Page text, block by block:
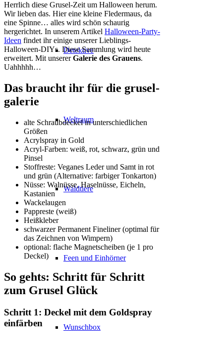
Detektive
Weltraum
Waldtiere
Feen und Einhörner
Wunschbox
Herrlich diese Grusel-Zeit um Halloween herum.
Wir lieben das. Hier eine kleine Fledermaus, da
eine Spinne… alles wird schön schaurig
hergerichtet. In unserem Artikel Halloween-Party-
Ideen findet ihr einige unserer Lieblings-
Halloween-DIYs. Diese Sammlung wird heute
erweitert. Mit unsererGalerie des Grauens.
Uahhhhh…
Das braucht ihr für die grusel-
galerie
alte Schraubdeckel in unterschiedlichen
Größen
Acrylspray in Gold
Acryl-Farben: weiß, rot, schwarz, grün und
Pinsel
Stoffreste: Veganes Leder und Samt in rot
und grün (Alternative: farbiger Tonkarton)
Nüsse: Walnüsse, Haselnüsse, Eicheln,
Kastanien
Wackelaugen
Pappreste (weiß)
Heißkleber
schwarzer Permanent Fineliner (optimal für
das Zeichnen von Wimpern)
optional: flache Magnetscheiben (je 1 pro
Deckel)
So gehts: Schritt für Schritt
zum Grusel Glück
Schritt 1: Deckel mit dem Goldspray
einfärben